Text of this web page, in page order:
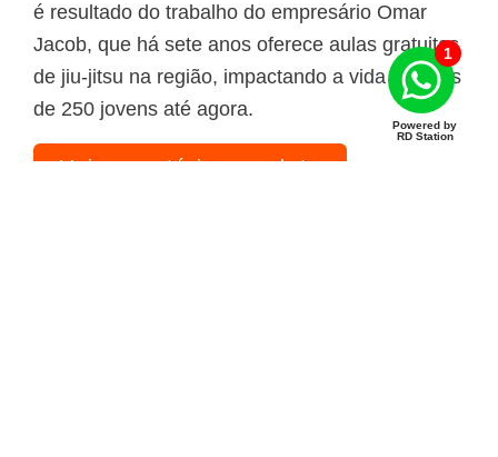
é resultado do trabalho do empresário Omar
Jacob, que há sete anos oferece aulas gratuitas
de jiu-jitsu na região, impactando a vida de mais
de 250 jovens até agora.
Veja a matéria completa
1
Powered by
RD Station